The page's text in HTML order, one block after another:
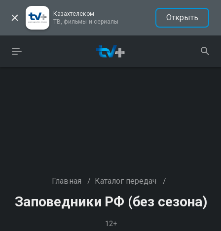
Казахтелеком
ТВ, фильмы и сериалы
Открыть
Главная / Каталог передач /
Заповедники РФ (без сезона)
12+